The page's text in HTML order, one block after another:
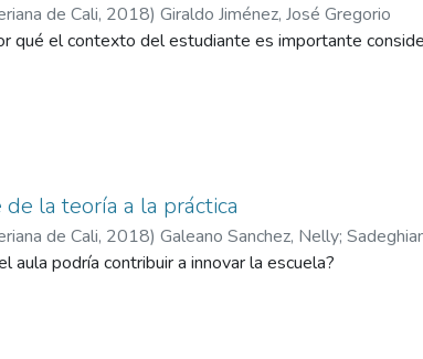
de Cali, 2018) Giraldo Jiménez, José Gregorio
qué el contexto del estudiante es importante
la teoría a la práctica
de Cali, 2018) Galeano Sanchez, Nelly;
aula podría contribuir a innovar la escuela?